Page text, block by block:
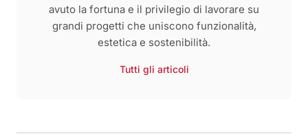
avuto la fortuna e il privilegio di lavorare su
grandi progetti che uniscono funzionalità,
estetica e sostenibilità.
Tutti gli articoli